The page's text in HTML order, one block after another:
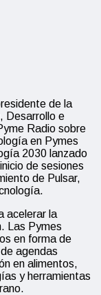
de la
Desarrollo e
Radio sobre
en Pymes
2030 lanzado
de sesiones
de Pulsar,
acelerar la
Las Pymes
en forma de
agendas
en alimentos,
y herramientas